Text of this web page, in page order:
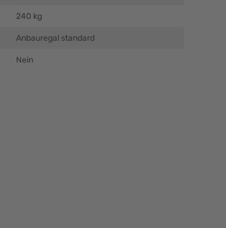
240 kg
Anbauregal standard
Nein